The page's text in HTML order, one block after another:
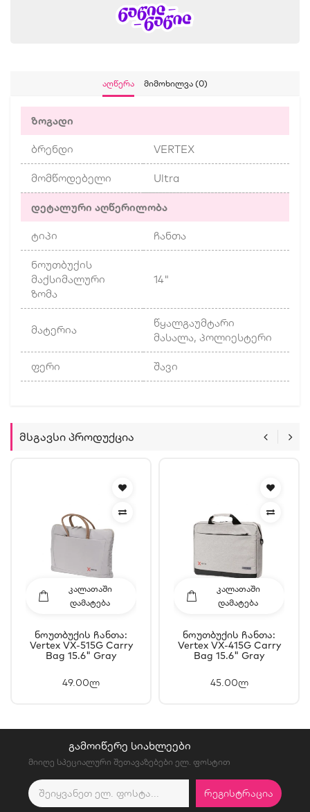
Აღწერა Მიმოხილვა (0)
ზოგადი
ბრენდი VERTEX
მომწოდებელი Ultra
დეტალური აღწერილობა
ტიპი ჩანთა
ნოუთბუქის
მაქსიმალური
ზომა
14"
მატერია
წყალგაუმტარი
მასალა, პოლიესტერი
ფერი შავი
Მსგავსი Პროდუქცია
ᲙᲐᲚᲐᲗᲐᲨᲘ
ᲓᲐᲛᲐᲢᲔᲑᲐ
Ნოუთბუქის Ჩანთა:
Vertex VX-515G Carry
Bag 15.6" Gray
49.00ლ
ᲙᲐᲚᲐᲗᲐᲨᲘ
ᲓᲐᲛᲐᲢᲔᲑᲐ
Ნოუთბუქის Ჩანთა:
Vertex VX-415G Carry
Bag 15.6" Gray
45.00ლ
ᲒᲐᲛᲝᲘᲬᲔᲠᲔ ᲡᲘᲐᲮᲚᲔᲔᲑᲘ
მიიღე სპეციალური შეთავაზებები ელ. ფოსტით
ᲠᲔᲒᲘᲡᲢᲠᲐᲪᲘᲐ